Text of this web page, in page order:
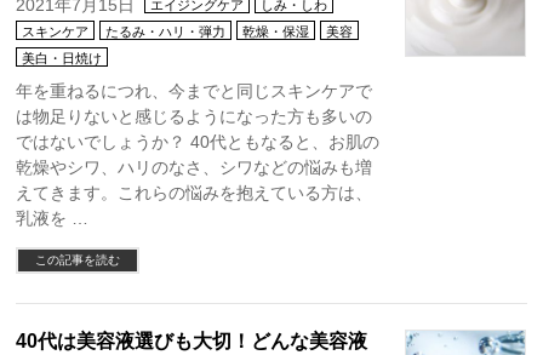
2021年7月15日 エイジングケア
しみ・しわ
スキンケア
たるみ・ハリ・弾力 乾燥・保湿
美容
美白・日焼け
年を重ねるにつれ、今までと同じスキンケアで
は物足りないと感じるようになった方も多いの
ではないでしょうか？ 40代ともなると、お肌の
乾燥やシワ、ハリのなさ、シワなどの悩みも増
えてきます。これらの悩みを抱えている方は、
乳液を …
この記事を読む
40代は美容液選びも大切！どんな美容液